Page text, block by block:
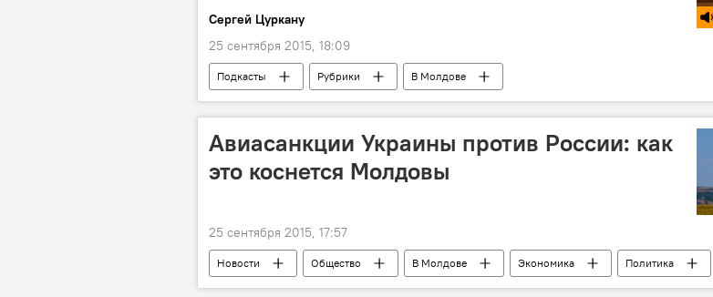
Сергей Цуркану
25 сентября 2015, 18:09
Подкасты Рубрики В Молдове
Авиасанкции Украины против России: как
это коснется Молдовы
25 сентября 2015, 17:57
Новости Общество В Молдове Экономика
Политика
Украина
Россия Республика Молдова запрет авиакомпании